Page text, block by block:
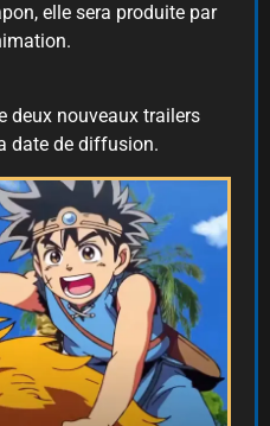
elle sera produite par
deux nouveaux trailers
date de diffusion.